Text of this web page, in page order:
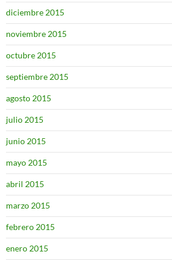
diciembre 2015
noviembre 2015
octubre 2015
septiembre 2015
agosto 2015
julio 2015
junio 2015
mayo 2015
abril 2015
marzo 2015
febrero 2015
enero 2015